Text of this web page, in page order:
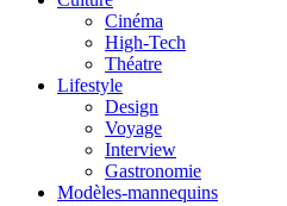
Cinéma
High-Tech
Théatre
Lifestyle
Design
Voyage
Interview
Gastronomie
Modèles-mannequins